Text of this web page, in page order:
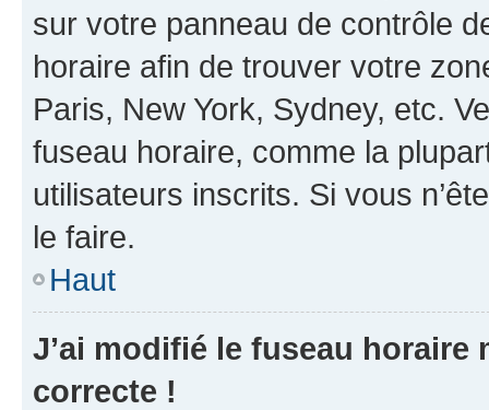
sur votre panneau de contrôle
horaire afin de trouver votre
Paris, New York, Sydney, etc.
fuseau horaire, comme la
utilisateurs inscrits. Si vous
le faire.
Haut
J’ai modifié le fuseau horaire
correcte !